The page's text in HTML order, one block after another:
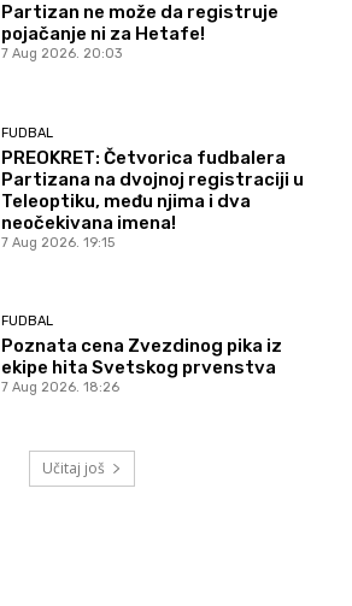
Partizan ne može da registruje
pojačanje ni za Hetafe!
7 Aug 2026. 20:03
FUDBAL
PREOKRET: Četvorica fudbalera
Partizana na dvojnoj registraciji u
Teleoptiku, među njima i dva
neočekivana imena!
7 Aug 2026. 19:15
FUDBAL
Poznata cena Zvezdinog pika iz
ekipe hita Svetskog prvenstva
7 Aug 2026. 18:26
Učitaj još